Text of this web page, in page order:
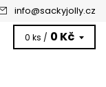
info@sackyjolly.cz
0 ks / 0 Kč